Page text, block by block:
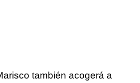
también acogerá a